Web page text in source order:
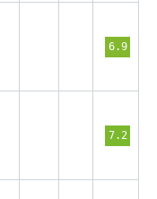
6.9
7.2